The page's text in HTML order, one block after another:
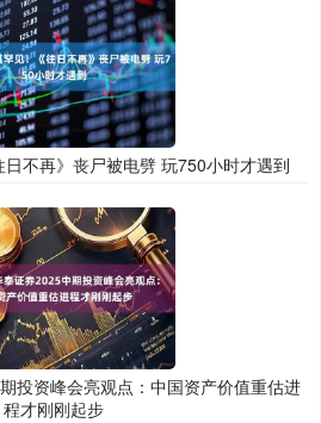
不再》丧尸被电劈 玩750小时才遇到
投资峰会亮观点：中国资产价值重估进
程才刚刚起步